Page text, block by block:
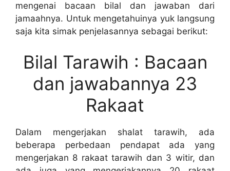
mengenai bacaan bilal dan jawaban dari
jamaahnya. Untuk mengetahuinya yuk langsung
saja kita simak penjelasannya sebagai berikut:
Bilal Tarawih : Bacaan
dan jawabannya 23
Rakaat
Dalam mengerjakan shalat tarawih, ada
beberapa perbedaan pendapat ada yang
mengerjakan 8 rakaat tarawih dan 3 witir, dan